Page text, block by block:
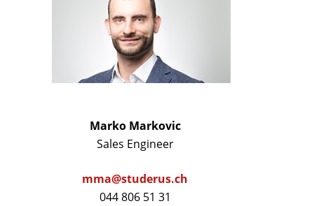
Marko Markovic
Sales Engineer
mma@studerus.ch
044 806 51 31